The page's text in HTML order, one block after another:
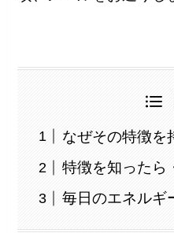
なぜその特徴を
特徴を知ったら
毎日のエネルギ